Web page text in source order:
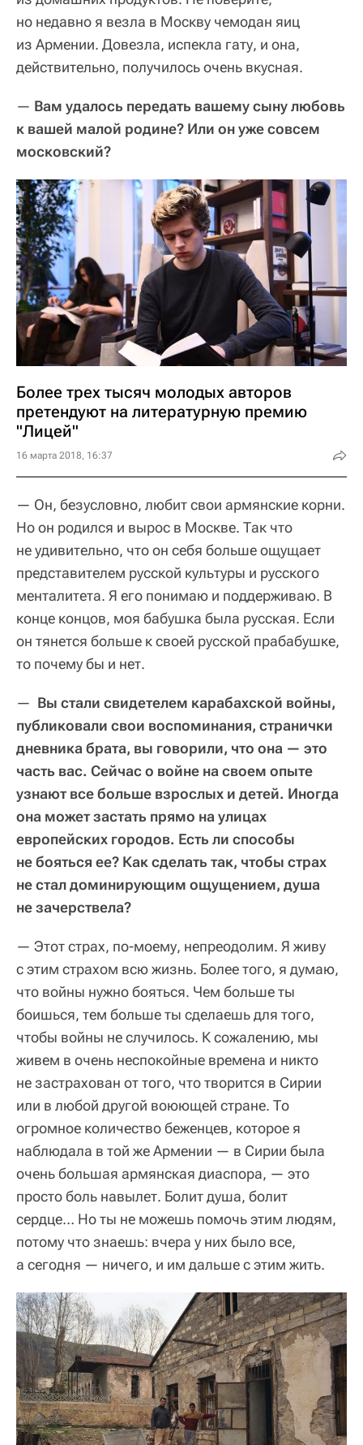
но недавно я везла в Москву чемодан яиц
из Армении. Довезла, испекла гату, и она,
действительно, получилось очень вкусная.
— Вам удалось передать вашему сыну любовь
к вашей малой родине? Или он уже совсем
московский?
Более трех тысяч молодых авторов
претендуют на литературную премию
"Лицей"
16 марта 2018, 16:37
— Он, безусловно, любит свои армянские корни.
Но он родился и вырос в Москве. Так что
не удивительно, что он себя больше ощущает
представителем русской культуры и русского
менталитета. Я его понимаю и поддерживаю. В
конце концов, моя бабушка была русская. Если
он тянется больше к своей русской прабабушке,
то почему бы и нет.
— Вы стали свидетелем карабахской войны,
публиковали свои воспоминания, странички
дневника брата, вы говорили, что она — это
часть вас. Сейчас о войне на своем опыте
узнают все больше взрослых и детей. Иногда
она может застать прямо на улицах
европейских городов. Есть ли способы
не бояться ее? Как сделать так, чтобы страх
не стал доминирующим ощущением, душа
не зачерствела?
— Этот страх, по-моему, непреодолим. Я живу
с этим страхом всю жизнь. Более того, я думаю,
что войны нужно бояться. Чем больше ты
боишься, тем больше ты сделаешь для того,
чтобы войны не случилось. К сожалению, мы
живем в очень неспокойные времена и никто
не застрахован от того, что творится в Сирии
или в любой другой воюющей стране. То
огромное количество беженцев, которое я
наблюдала в той же Армении — в Сирии была
очень большая армянская диаспора, — это
просто боль навылет. Болит душа, болит
сердце… Но ты не можешь помочь этим людям,
потому что знаешь: вчера у них было все,
а сегодня — ничего, и им дальше с этим жить.